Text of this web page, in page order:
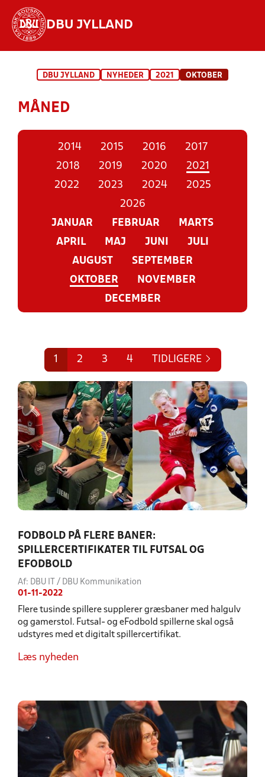
DBU JYLLAND
STILLINGER, RESULTATER, KLUBBER OG
DBU JYLLAND NYHEDER 2021 OKTOBER
MÅNED
2014 2015 2016
2017
2018
2019 2020
2021
2022
2023 2024
2025
2026
JANUAR
FEBRUAR
MARTS
APRIL
MAJ JUNI
JULI
AUGUST
SEPTEMBER
OKTOBER
NOVEMBER
DECEMBER
1 2 3 4 TIDLIGERE
FODBOLD PÅ FLERE BANER:
SPILLERCERTIFIKATER TIL FUTSAL OG
EFODBOLD
Af: DBU IT / DBU Kommunikation
01-11-2022
Flere tusinde spillere supplerer græsbaner med halgulv
og gamerstol. Futsal- og eFodbold spillerne skal også
udstyres med et digitalt spillercertifikat.
Læs nyheden